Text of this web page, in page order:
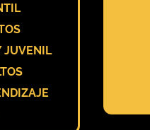
JUVENIL